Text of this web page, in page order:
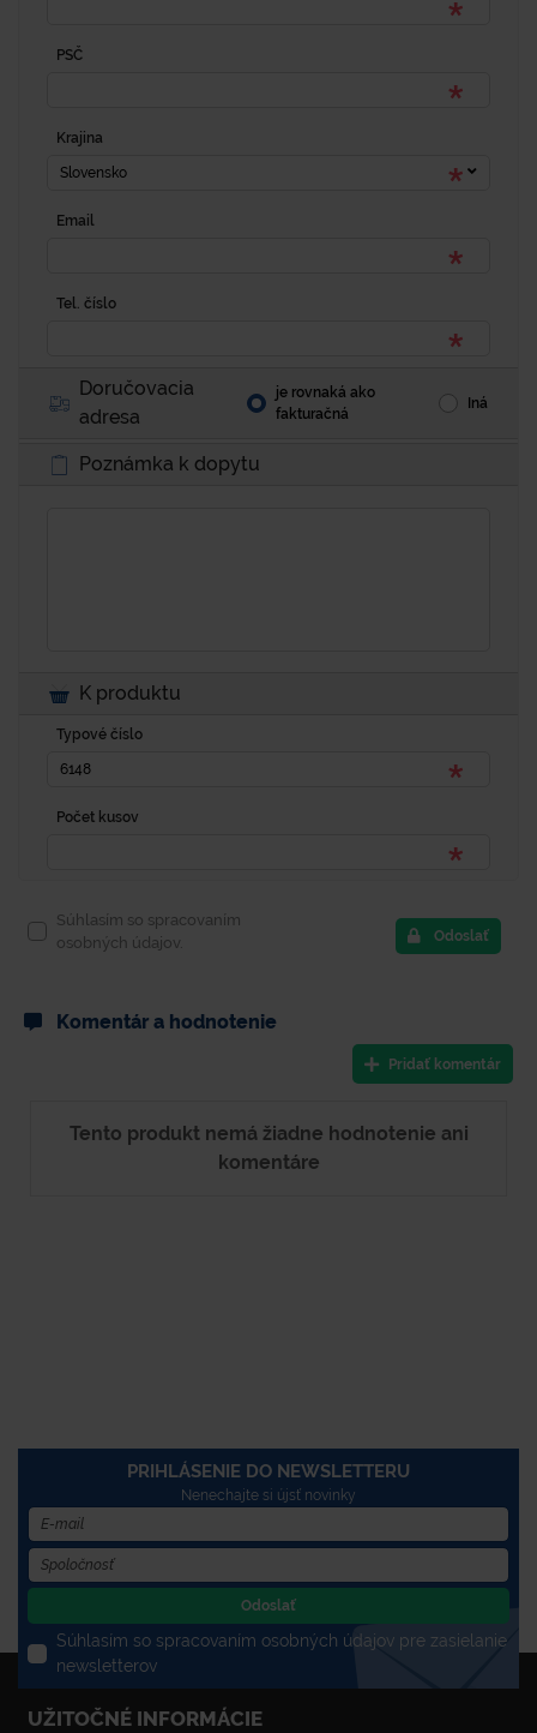
PSČ
Krajina
Slovensko
Email
Tel. číslo
Doručovacia
adresa
je rovnaká ako
fakturačná
Iná
Poznámka k dopytu
K produktu
Typové číslo
Počet kusov
Súhlasím so spracovaním
osobných údajov.
Odoslať
Komentár a hodnotenie
Pridať komentár
Tento produkt nemá žiadne hodnotenie ani
komentáre
PRIHLÁSENIE DO NEWSLETTERU
Nenechajte si újsť novinky
Odoslať
Súhlasím so spracovaním osobných údajov pre zasielanie
newsletterov
UŽITOČNÉ INFORMÁCIE